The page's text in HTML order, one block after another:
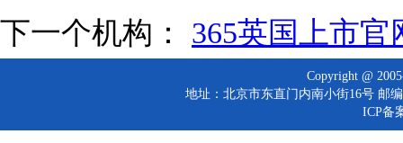
下一个机构： 365英国上市
Copyright @
地址：北京市东直门内南小街16号 邮
ICP备